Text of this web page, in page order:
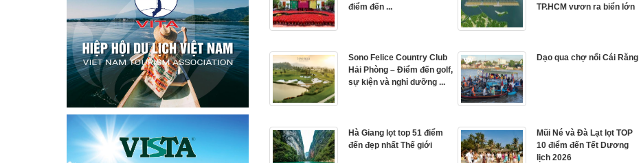
điểm đến ...
TP.HCM vươn ra biển lớn
Sono Felice Country Club
Hải Phòng – Điểm đến golf,
sự kiện và nghỉ dưỡng ...
Dạo qua chợ nổi Cái Răng
Hà Giang lọt top 51 điểm
đến đẹp nhất Thế giới
Mũi Né và Đà Lạt lọt TOP
10 điểm đến Tết Dương
lịch 2026